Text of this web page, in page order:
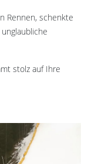
Rennen, schenkte
stolz auf Ihre